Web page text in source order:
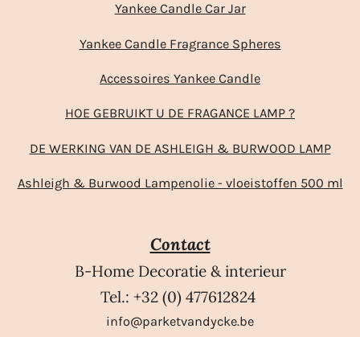
Yankee Candle Car Jar
Yankee Candle Fragrance Spheres
Accessoires Yankee Candle
HOE GEBRUIKT U DE FRAGANCE LAMP ?
DE WERKING VAN DE ASHLEIGH & BURWOOD LAMP
Ashleigh & Burwood Lampenolie - vloeistoffen 500 ml
Contact
B-Home Decoratie & interieur
Tel.: +32 (0) 477612824
info@parketvandycke.be